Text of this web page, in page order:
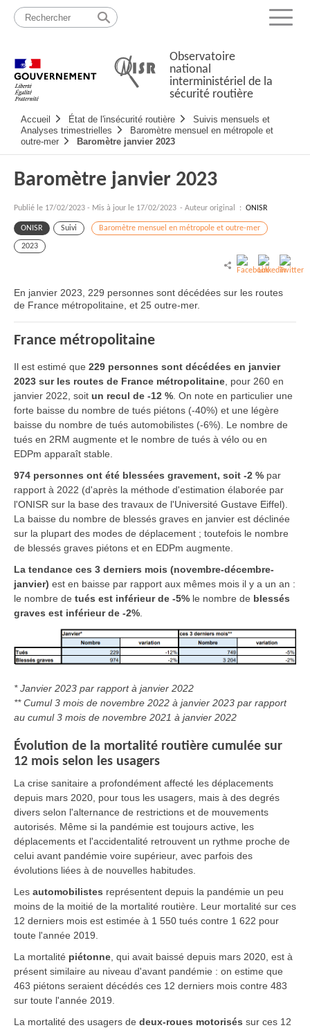
Passer
contenu
Menu
Observatoire
national
interministériel de la
sécurité routière
principale
Accueil État de l'insécurité routière
Suivis mensuels et
Analyses trimestrielles
Baromètre mensuel en métropole et
outre-mer
Baromètre janvier 2023
Baromètre janvier 2023
Publié le 17/02/2023 - Mis à jour le 17/02/2023 - Auteur original : ONISR
ONISR Suivi Baromètre mensuel en métropole et outre-mer
2023
En janvier 2023, 229 personnes sont décédées sur les routes
de France métropolitaine, et 25 outre-mer.
France métropolitaine
Il est estimé que 229 personnes sont décédées en janvier
2023 sur les routes de France métropolitaine , pour 260 en
janvier 2022, soit un recul de -12 % . On note en particulier une
forte baisse du nombre de tués piétons (-40%) et une légère
baisse du nombre de tués automobilistes (-6%). Le nombre de
tués en 2RM augmente et le nombre de tués à vélo ou en
EDPm apparaît stable.
974 personnes ont été blessées gravement, soit -2 % par
rapport à 2022 (d'après la méthode d'estimation élaborée par
l'ONISR sur la base des travaux de l'Université Gustave Eiffel).
La baisse du nombre de blessés graves en janvier est déclinée
sur la plupart des modes de déplacement ; toutefois le nombre
de blessés graves piétons et en EDPm augmente.
La tendance ces 3 derniers mois (novembre-décembre-
janvier) est en baisse par rapport aux mêmes mois il y a un an :
le nombre de tués est inférieur de -5% le nombre de blessés
graves est inférieur de -2%
* Janvier 2023 par rapport à janvier 2022
** Cumul 3 mois de novembre 2022 à janvier 2023 par rapport
au cumul 3 mois de novembre 2021 à janvier 2022
Évolution de la mortalité routière cumulée sur
12 mois selon les usagers
La crise sanitaire a profondément affecté les déplacements
depuis mars 2020, pour tous les usagers, mais à des degrés
divers selon l'alternance de restrictions et de mouvements
autorisés. Même si la pandémie est toujours active, les
déplacements et l'accidentalité retrouvent un rythme proche de
celui avant pandémie voire supérieur, avec parfois des
évolutions liées à de nouvelles habitudes.
Les automobilistes représentent depuis la pandémie un peu
moins de la moitié de la mortalité routière. Leur mortalité sur ces
12 derniers mois est estimée à 1 550 tués contre 1 622 pour
toute l'année 2019.
La mortalité piétonne, qui avait baissé depuis mars 2020, est à
présent similaire au niveau d'avant pandémie : on estime que
463 piétons seraient décédés ces 12 derniers mois contre 483
sur toute l'année 2019.
La mortalité des usagers de deux-roues motorisés sur ces 12